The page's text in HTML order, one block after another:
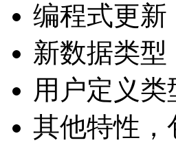
编程式更新
新数据类型
用户定义
其他特性，